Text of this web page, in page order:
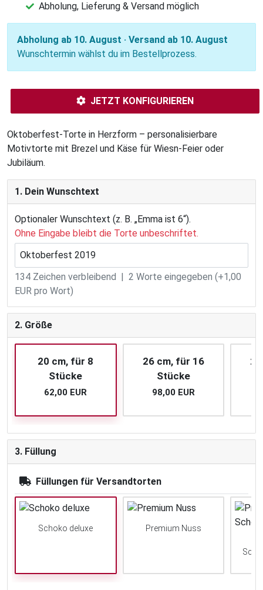
Abholung, Lieferung & Versand möglich
Abholung ab 10. August · Versand ab 10. August
Wunschtermin wählst du im Bestellprozess.
JETZT KONFIGURIEREN
Oktoberfest-Torte in Herzform – personalisierbare
Motivtorte mit Brezel und Käse für Wiesn-Feier oder
Jubiläum.
1. Dein Wunschtext
Optionaler Wunschtext (z. B. „Emma ist 6“).
Ohne Eingabe bleibt die Torte unbeschriftet.
134 Zeichen verbleibend | 2 Worte eingegeben (+1,00
EUR pro Wort)
2. Größe
20 cm, für 8
Stücke
62,00 EUR
26 cm, für 16
Stücke
98,00 EUR
3. Füllung
Füllungen für Versandtorten
Schoko deluxe Premium Nuss